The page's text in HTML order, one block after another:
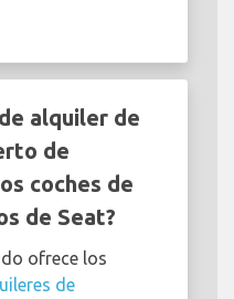
alquiler de
de
coches de
de Seat?
ofrece los
de